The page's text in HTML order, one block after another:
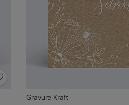
Gravure Kraft